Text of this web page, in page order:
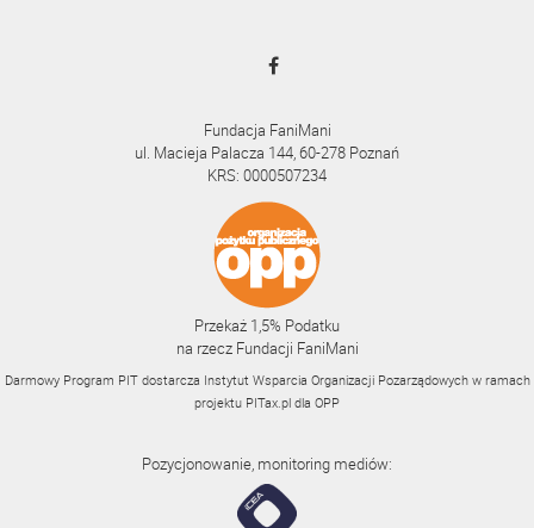
Fundacja FaniMani
ul. Macieja Palacza 144, 60-278 Poznań
KRS: 0000507234
Przekaż 1,5% Podatku
na rzecz Fundacji FaniMani
Darmowy Program PIT dostarcza Instytut Wsparcia Organizacji Pozarządowych w ramach
projektu PITax.pl dla OPP
Pozycjonowanie, monitoring mediów: